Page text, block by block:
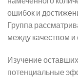
ошибок и
Группа
между качеством и
Изучение
потенциальные